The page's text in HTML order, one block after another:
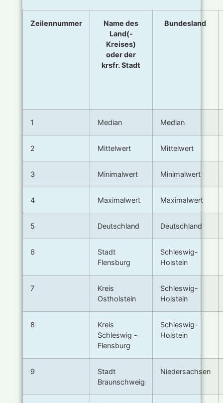
Zeilennummer
Name des
Land(-
Kreises)
oder der
krsfr. Stadt
Bundesland
1 Median Median
2 Mittelwert Mittelwert
3 Minimalwert Minimalwert
4 Maximalwert Maximalwert
5 Deutschland Deutschland
6
Stadt
Flensburg
Schleswig-
Holstein
7
Kreis
Ostholstein
Schleswig-
Holstein
8
Kreis
Schleswig -
Flensburg
Schleswig-
Holstein
9
Stadt
Braunschweig
Niedersachsen